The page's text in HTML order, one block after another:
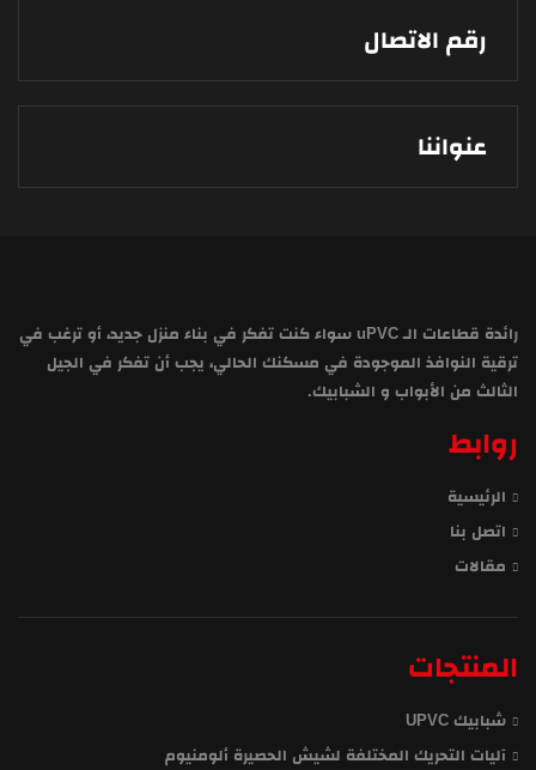
رقم الاتصال
عنواننا
رائدة قطاعات الـ uPVC سواء كنت تفكر في بناء منزل جديد، أو ترغب في
ترقية النوافذ الموجودة في مسكنك الحالي، يجب أن تفكر في الجيل
الثالث من الأبواب و الشبابيك.
روابط
الرئيسية
اتصل بنا
مقالات
المنتجات
شبابيك UPVC
آليات التحريك المختلفة لشيش الحصيرة ألومنيوم